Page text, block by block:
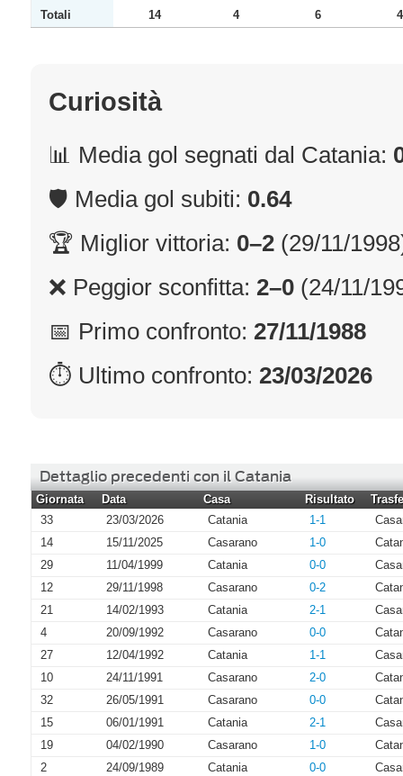
Totali
14 4 6 4
Curiosità
📊 Media gol segnati dal Catania:
🛡 Media gol subiti: 0.64
🏆 Miglior vittoria: 0–2 (29/11/
❌ Peggior sconfitta: 2–0 (24/11/
📅 Primo confronto: 27/11/1988
⏱ Ultimo confronto: 23/03/2026
Dettaglio precedenti con il Catania
Giornata Data Casa Risultato
33
23/03/2026 Catania 1-1
14
15/11/2025 Casarano 1-0
29
11/04/1999 Catania 0-0
12
29/11/1998 Casarano 0-2
21
14/02/1993 Catania 2-1
4
20/09/1992 Casarano 0-0
27
12/04/1992 Catania 1-1
10
24/11/1991 Casarano 2-0
32
26/05/1991 Casarano 0-0
15
06/01/1991 Catania 2-1
19
04/02/1990 Casarano 1-0
2
24/09/1989 Catania 0-0